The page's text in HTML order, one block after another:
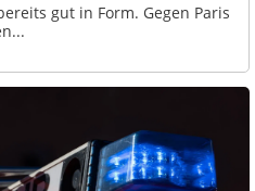
gut in Form. Gegen Paris